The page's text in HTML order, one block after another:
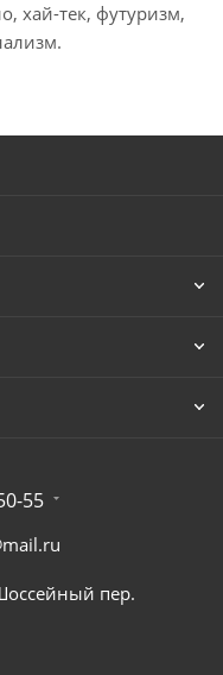
хай-тек, футуризм,
55
пер.